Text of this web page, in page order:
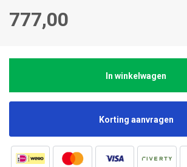
777,00
In winkelwagen
Korting aanvragen